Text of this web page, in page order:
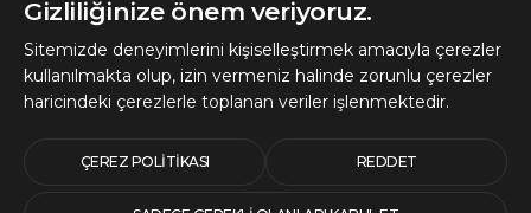
Eczaneler
Hastaneler ve Tıp Merkezleri
Gizliliğinize önem veriyoruz.
Sitemizde deneyimlerini kişiselleştirmek amacıyla çerezler
kullanılmakta olup, izin vermeniz halinde zorunlu çerezler
haricindeki çerezlerle toplanan veriler işlenmektedir.
ÇEREZ POLITIKASI REDDET